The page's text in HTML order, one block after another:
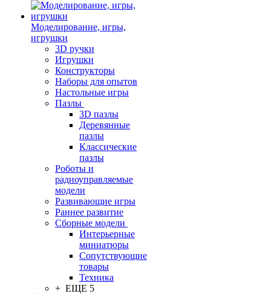
Моделирование, игры,
игрушки
3D ручки
Игрушки
Конструкторы
Наборы для опытов
Настольные игры
Пазлы
3D пазлы
Деревянные
пазлы
Классические
пазлы
Роботы и
радиоуправляемые
модели
Развивающие игры
Раннее развитие
Сборные модели
Интерьерные
миниатюры
Сопутствующие
товары
Техника
+ ЕЩЕ 5